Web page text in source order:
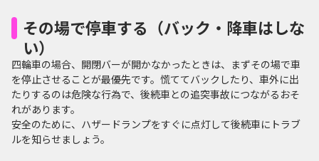
その場で停車する（バック・降車はしな
い）
四輪車の場合、開閉バーが開かなかったときは、まずその場で車
を停止させることが最優先です。慌ててバックしたり、車外に出
たりするのは危険な行為で、後続車との追突事故につながるおそ
れがあります。
安全のために、ハザードランプをすぐに点灯して後続車にトラブ
ルを知らせましょう。